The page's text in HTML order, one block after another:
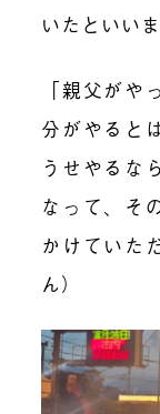
いたといいま
「親父がや
分がやると
うせやるな
なって、そ
かけていた
ん）